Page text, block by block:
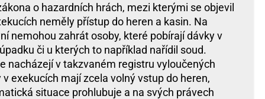
o hazardních hrách, mezi kterými se objevil
neměly přístup do heren a kasin. Na
nemohou zahrát osoby, které pobírají dávky v
či u kterých to například nařídil soud.
nacházejí v takzvaném registru vyloučených
exekucích mají zcela volný vstup do heren,
situace prohlubuje a na svých právech